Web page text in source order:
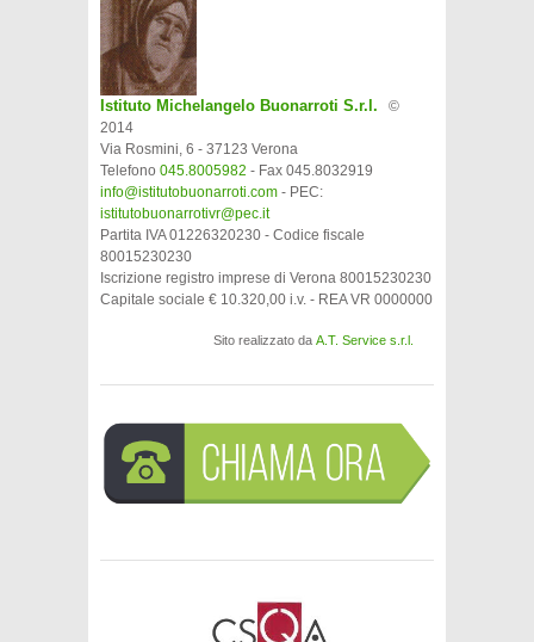
Istituto Michelangelo Buonarroti S.r.l. ©
2014
Via Rosmini, 6 - 37123 Verona
Telefono 045.8005982 - Fax 045.8032919
info@istitutobuonarroti.com - PEC:
istitutobuonarrotivr@pec.it
Partita IVA 01226320230 - Codice fiscale
80015230230
Iscrizione registro imprese di Verona 80015230230
Capitale sociale € 10.320,00 i.v. - REA VR 0000000
Sito realizzato da A.T. Service s.r.l.